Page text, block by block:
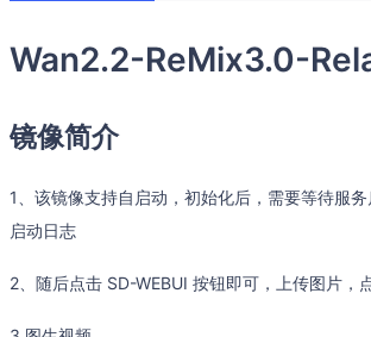
Wan2.2-ReMix3.0-
镜像简介
1、该镜像支持自启动，初始化后，需要等待
启动日志
2、随后点击 SD-WEBUI 按钮即可，上传图片，